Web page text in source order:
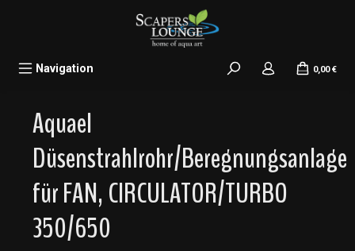
Navigation 0,00 €
Aquael
Düsenstrahlrohr/Beregnungsanlage
für FAN, CIRCULATOR/TURBO
350/650